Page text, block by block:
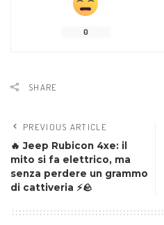
0
SHARE
PREVIOUS ARTICLE
🔥 Jeep Rubicon 4xe: il
mito si fa elettrico, ma
senza perdere un grammo
di cattiveria ⚡🪨